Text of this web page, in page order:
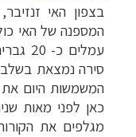
בצפון האי
המספנה של האי
סירה נמצאת בשלב
המשמשות היום את
כאן לפני מאות
מגלפים את